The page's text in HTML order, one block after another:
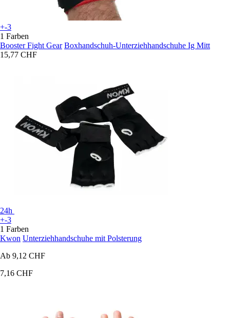
+-3
1 Farben
Booster Fight Gear Boxhandschuh-Unterziehhandschuhe Ig Mitt
15,77 CHF
24h
+-3
1 Farben
Kwon Unterziehhandschuhe mit Polsterung
Ab 9,12 CHF
7,16 CHF